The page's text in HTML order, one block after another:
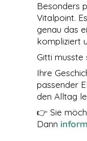
Besonders
Vitalpoint.
genau das
kompliziert
Gitti musste
Ihre
passender
den Alltag
👉 Sie
Dann
sind und somit
berechtigten
Interesse
gemäß Art. 6
Abs. 1 S. 1 lit. f)
entsprechen.
STATISTIKEN
Damit wir die
Funktionalität